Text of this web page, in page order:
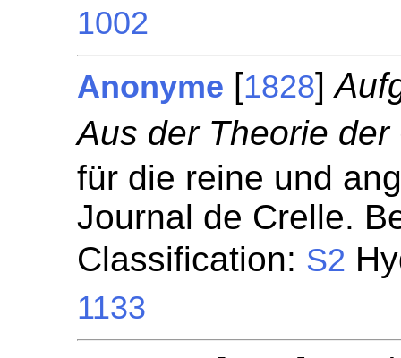
1002
Anonyme [1828]
Aus der Theorie
für die reine und
Journal de Crelle.
Classification: S2
1133